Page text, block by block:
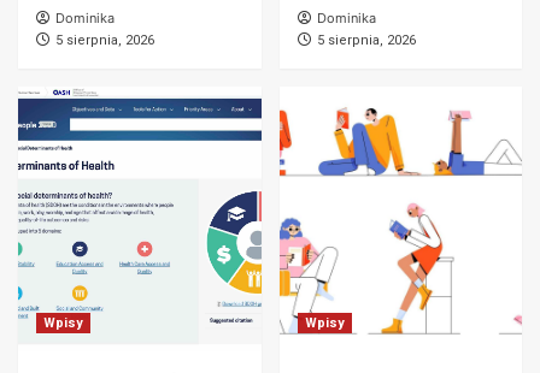
Dominika
5 sierpnia, 2026
Dominika
5 sierpnia, 2026
Wpisy Wpisy